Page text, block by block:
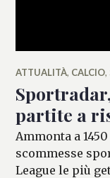
ATTUALITÀ, CALCIO,
partite a
Ammonta a
scommesse
League le più